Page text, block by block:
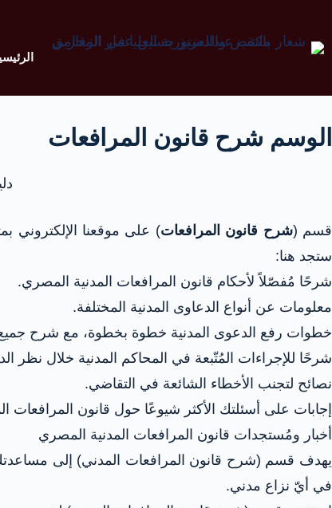
الوسم شرح قانون المرافعات
قسم (شرح قانون المرافعات) على موقعنا الإلكتروني
ستجد هنا:
شرحًا مُفصّلاً لأحكام قانون المرافعات المدنية المصري.
معلومات عن أنواع الدعاوى المدنية المختلفة.
خطوات رفع الدعوى المدنية خطوة بخطوة، مع شرح جميع
شرحًا للإجراءات المُتّبعة في المحاكم المدنية خلال نظر
نصائح لتجنب الأخطاء الشائعة في التقاضي.
إجابات على أسئلتك الأكثر شيوعًا حول قانون المرافعات
أخبار ومُستجدات قانون المرافعات المدنية المصري
يهدف قسم (شرح قانون المرافعات المدني) إلى
في أيّ نزاع مدني.